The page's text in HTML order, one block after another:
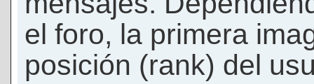
el foro, la primera
posición (rank) del